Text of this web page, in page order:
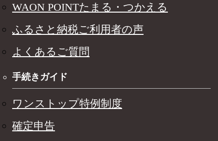
WAON POINTたまる・つかえる
ふるさと納税ご利用者の声
よくあるご質問
手続きガイド
ワンストップ特例制度
確定申告